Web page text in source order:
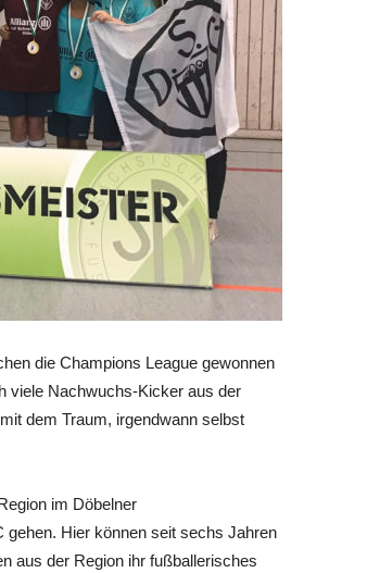
die Champions League gewonnen
viele Nachwuchs-Kicker aus der
dem Traum, irgendwann selbst
im Döbelner
Hier können seit sechs Jahren
aus der Region ihr fußballerisches